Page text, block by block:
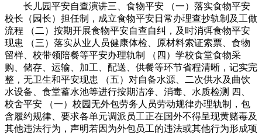
长儿园平安自查演讲三、食物平安 （一）落实食物平安
校长（园长）担任制，成立食物平安日常办理查抄轨制及工做
流程 （二）按期开展食物平安自查自纠，及时消弭食物平安
现患 （三）落实从业人员健康体检、原材料索证索票、食物
留样、校带领陪餐等平安办理轨制 （四）学校食堂食物采
购、储存、运输、加工、配送、供餐等环节省程清晰，记实完
整，无卫生和平安现患 （五）对自备水源、二次供水及曲饮
水设备、食堂蓄水池等进行按期洁净、消毒、水质检测 四、
校舍平安 （一）校园无外包劳务人员劳动规律办理轨制，包
含履约规律、要求各单元调派员工正在国外不得呈现黄赌毒及
其他违法行为，声明若因为外包员工的违法或其他行为形成项